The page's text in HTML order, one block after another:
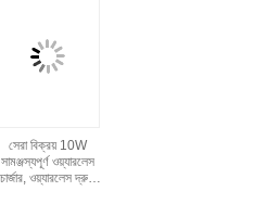
সেরা বিক্রয় 10W
সামঞ্জস্যপূর্ণ ওয়্যারলেস
চার্জার, ওয়্যারলেস দ্রুত